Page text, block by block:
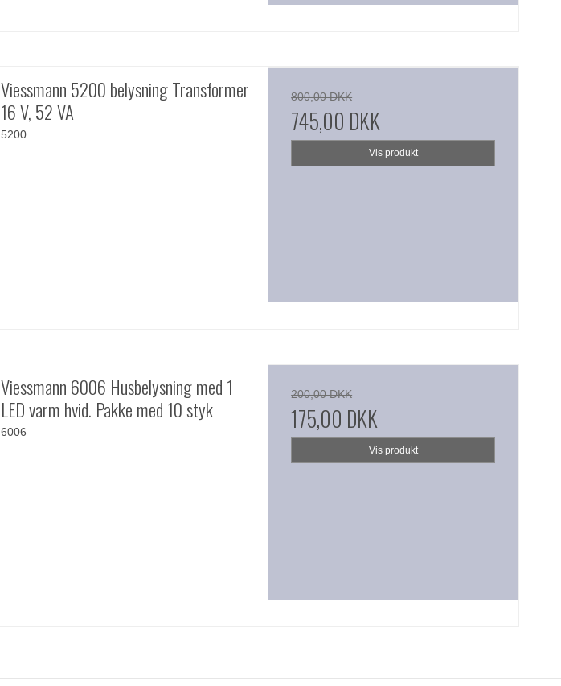
Viessmann 5200 belysning Transformer
16 V, 52 VA
5200
800,00 DKK
745,00 DKK
Vis produkt
Viessmann 6006 Husbelysning med 1
LED varm hvid. Pakke med 10 styk
6006
200,00 DKK
175,00 DKK
Vis produkt